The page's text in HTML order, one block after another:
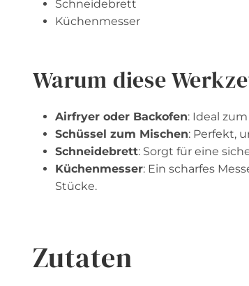
Schneidebrett
Küchenmesser
Warum diese
Airfryer oder Backofen: Ideal
Schüssel zum Mischen: Perfekt,
Schneidebrett: Sorgt für eine
Küchenmesser: Ein scharfes
Stücke.
Zutaten